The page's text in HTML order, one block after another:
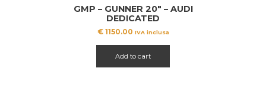
GMP – GUNNER 20″ – AUDI
DEDICATED
€1150.00 IVA inclusa
Add to cart